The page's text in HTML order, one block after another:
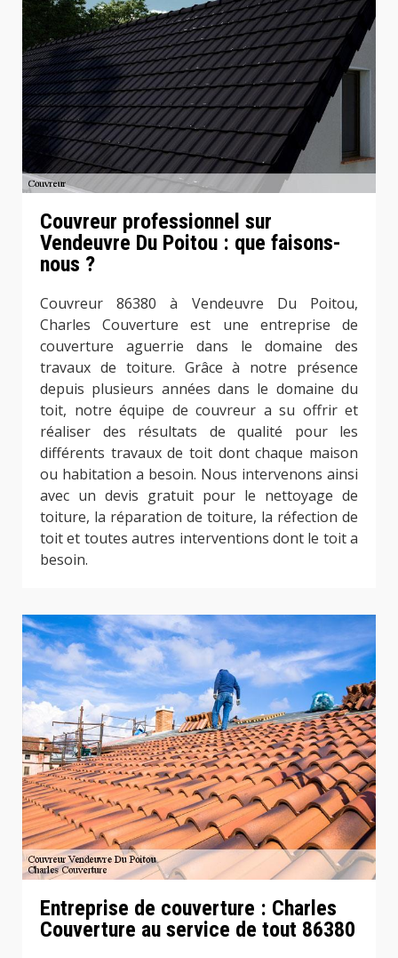
Couvreur professionnel sur
Vendeuvre Du Poitou : que faisons-
nous ?
Couvreur 86380 à Vendeuvre Du Poitou,
Charles Couverture est une entreprise de
couverture aguerrie dans le domaine des
travaux de toiture. Grâce à notre présence
depuis plusieurs années dans le domaine du
toit, notre équipe de couvreur a su offrir et
réaliser des résultats de qualité pour les
différents travaux de toit dont chaque maison
ou habitation a besoin. Nous intervenons ainsi
avec un devis gratuit pour le nettoyage de
toiture, la réparation de toiture, la réfection de
toit et toutes autres interventions dont le toit a
besoin.
Entreprise de couverture : Charles
Couverture au service de tout 86380